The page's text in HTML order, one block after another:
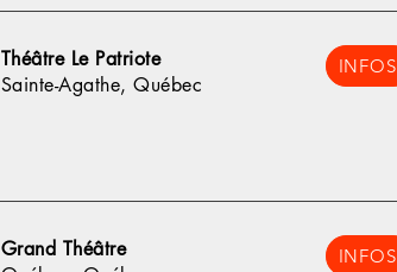
Théâtre Le Patriote
Sainte-Agathe, Québec
INFOS
Grand Théâtre
INFOS